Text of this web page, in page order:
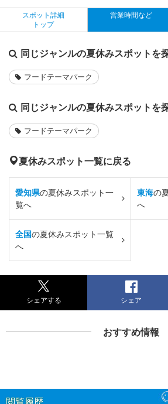
スポット詳細
トップ
営業時間など
同じジャンルの夏休みスポットを
フードテーマパーク
同じジャンルの夏休みスポットを
フードテーマパーク
夏休みスポット一覧に戻る
愛知県の夏休みスポット一
覧へ
東海の
へ
全国の夏休みスポット一覧
へ
シェアする シェア
おすすめ情報